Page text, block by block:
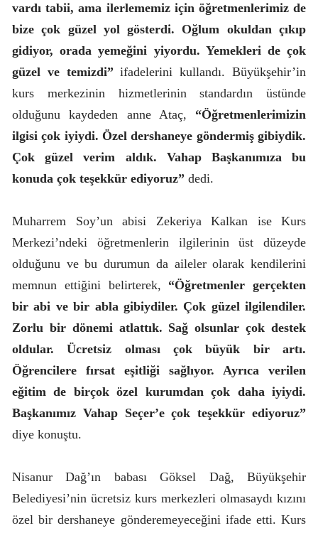
vardı tabii, ama ilerlememiz için öğretmenlerimiz de
bize çok güzel yol gösterdi. Oğlum okuldan çıkıp
gidiyor, orada yemeğini yiyordu. Yemekleri de çok
güzel ve temizdi”ifadelerini kullandı. Büyükşehir’in
kurs merkezinin hizmetlerinin standardın üstünde
olduğunu kaydeden anne Ataç, “Öğretmenlerimizin
ilgisi çok iyiydi. Özel dershaneye göndermiş gibiydik.
Çok güzel verim aldık. Vahap Başkanımıza bu
konuda çok teşekkür ediyoruz” dedi.
Muharrem Soy’un abisi Zekeriya Kalkan ise Kurs
Merkezi’ndeki öğretmenlerin ilgilerinin üst düzeyde
olduğunu ve bu durumun da aileler olarak kendilerini
memnun ettiğini belirterek, “Öğretmenler gerçekten
bir abi ve bir abla gibiydiler. Çok güzel ilgilendiler.
Zorlu bir dönemi atlattık. Sağ olsunlar çok destek
oldular. Ücretsiz olması çok büyük bir artı.
Öğrencilere fırsat eşitliği sağlıyor. Ayrıca verilen
eğitim de birçok özel kurumdan çok daha iyiydi.
Başkanımız Vahap Seçer’e çok teşekkür ediyoruz”
diye konuştu.
Nisanur Dağ’ın babası Göksel Dağ, Büyükşehir
Belediyesi’nin ücretsiz kurs merkezleri olmasaydı kızını
özel bir dershaneye gönderemeyeceğini ifade etti. Kurs